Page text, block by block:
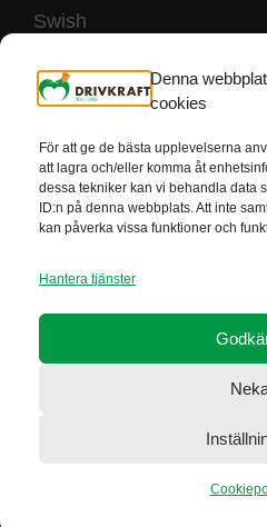
Denna
cookies
För att ge de bästa upplevelserna
att lagra och/eller komma åt
dessa tekniker kan vi behandla data
ID:n på denna webbplats. Att inte
kan påverka vissa funktioner och
Hantera tjänster
Swish
Drivkraft är godkända av Svensk
innehavare. Detta innebär att minst
ändamål.